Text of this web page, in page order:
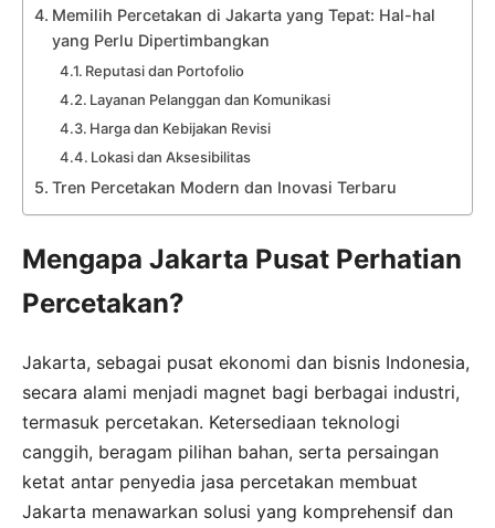
Memilih Percetakan di Jakarta yang Tepat: Hal-hal
yang Perlu Dipertimbangkan
Reputasi dan Portofolio
Layanan Pelanggan dan Komunikasi
Harga dan Kebijakan Revisi
Lokasi dan Aksesibilitas
Tren Percetakan Modern dan Inovasi Terbaru
Mengapa Jakarta Pusat Perhatian
Percetakan?
Jakarta, sebagai pusat ekonomi dan bisnis Indonesia,
secara alami menjadi magnet bagi berbagai industri,
termasuk percetakan. Ketersediaan teknologi
canggih, beragam pilihan bahan, serta persaingan
ketat antar penyedia jasa percetakan membuat
Jakarta menawarkan solusi yang komprehensif dan